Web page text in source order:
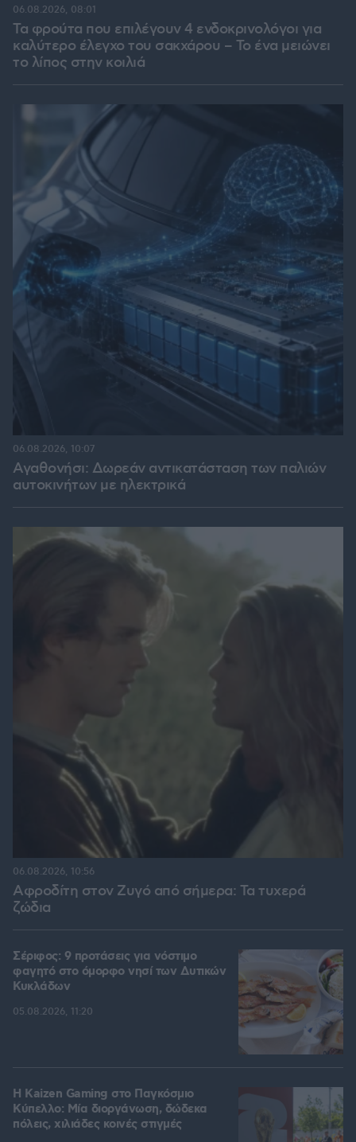
Τα φρούτα που επιλέγουν 4 ενδοκρινολόγοι για
καλύτερο έλεγχο του σακχάρου – Το ένα μειώνει
το λίπος στην κοιλιά
06.08.2026, 08:01
Αγαθονήσι: Δωρεάν αντικατάσταση των παλιών
αυτοκινήτων με ηλεκτρικά
06.08.2026, 10:07
Αφροδίτη στον Ζυγό από σήμερα: Τα τυχερά
ζώδια
06.08.2026, 10:56
Σέριφος: 9 προτάσεις για νόστιμο
φαγητό στο όμορφο νησί των Δυτικών
Κυκλάδων
05.08.2026, 11:20
H Kaizen Gaming στο Παγκόσμιο
Kύπελλο: Μία διοργάνωση, δώδεκα
πόλεις, χιλιάδες κοινές στιγμές